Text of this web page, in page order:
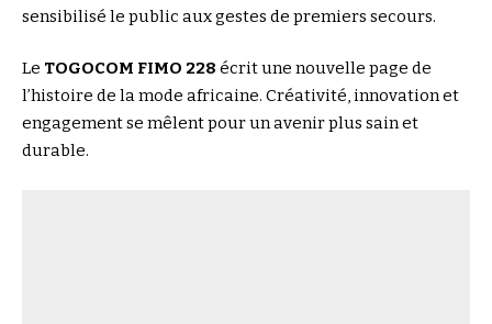
sensibilisé le public aux gestes de premiers secours.
Le TOGOCOM FIMO 228 écrit une nouvelle page de
l’histoire de la mode africaine. Créativité, innovation et
engagement se mêlent pour un avenir plus sain et
durable.